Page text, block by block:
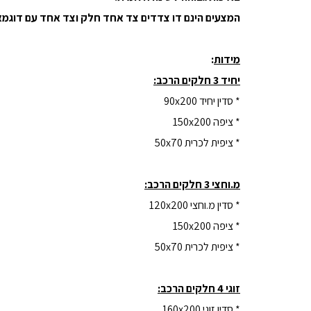
המצעים הינם דו צדדים צד אחד חלק וצד אחד עם
מידות:
יחיד 3 חלקים הרכב:
* סדין יחיד 90x200
* ציפה 150x200
* ציפית לכרית 50x70
מ.וחצי 3 חלקים הרכב:
* סדין מ.וחצי 120x200
* ציפה 150x200
* ציפית לכרית 50x70
זוגי 4 חלקים הרכב: